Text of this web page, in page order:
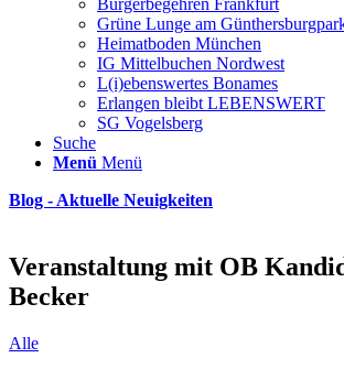
Bürgerbegehren Frankfurt
Grüne Lunge am
Heimatboden München
IG Mittelbuchen Nordwest
L(i)ebenswertes Bonames
Erlangen bleibt LEBENSWERT
SG Vogelsberg
Suche
Menü Menü
Blog - Aktuelle Neuigkeiten
Veranstaltung mit OB
Becker
Alle